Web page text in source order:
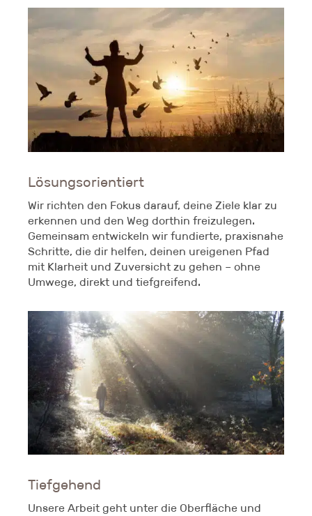
Lösungsorientiert
Wir richten den Fokus darauf, deine Ziele klar zu
erkennen und den Weg dorthin freizulegen.
Gemeinsam entwickeln wir fundierte, praxisnahe
Schritte, die dir helfen, deinen ureigenen Pfad
mit Klarheit und Zuversicht zu gehen – ohne
Umwege, direkt und tiefgreifend.
Tiefgehend
Unsere Arbeit geht unter die Oberfläche und